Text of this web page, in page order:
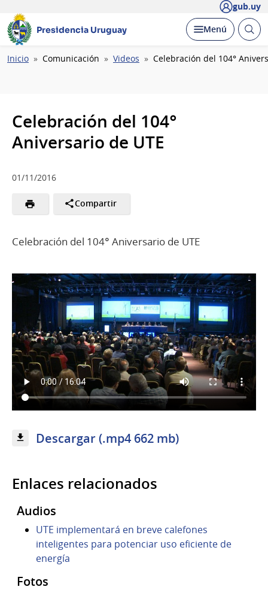
gub.uy
Presidencia Uruguay Desplegar
Menú Abrir
Ruta
Inicio Comunicación Videos Celebración del 104°
Celebración del 104°
Aniversario de UTE
01/11/2016
Compartir
Celebración del 104° Aniversario de UTE
Descargar (.mp4 662 mb)
Enlaces relacionados
Audios
UTE implementará en breve calefones
inteligentes para potenciar uso eficiente de
energía
Fotos